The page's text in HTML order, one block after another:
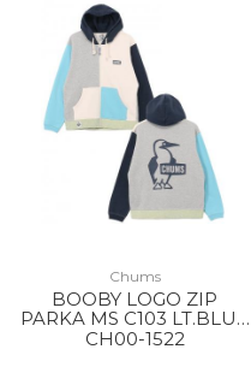
Chums
BOOBY LOGO ZIP
PARKA MS C103 LT.BLUE
CRAZY
CH00-1522